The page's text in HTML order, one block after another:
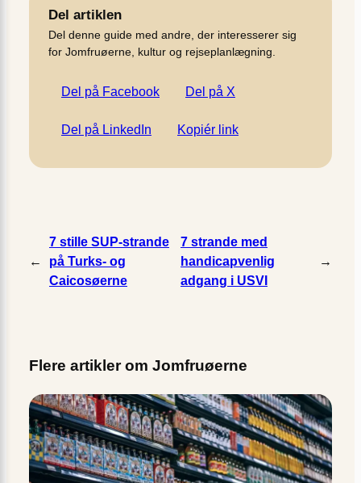
Del artiklen
Del denne guide med andre, der interesserer sig
for Jomfruøerne, kultur og rejseplanlægning.
Del på Facebook Del på X
Del på LinkedIn Kopiér link
←
7 stille SUP-strande
på Turks- og
Caicosøerne
7 strande med
handicapvenlig
adgang i USVI
→
Flere artikler om Jomfruøerne